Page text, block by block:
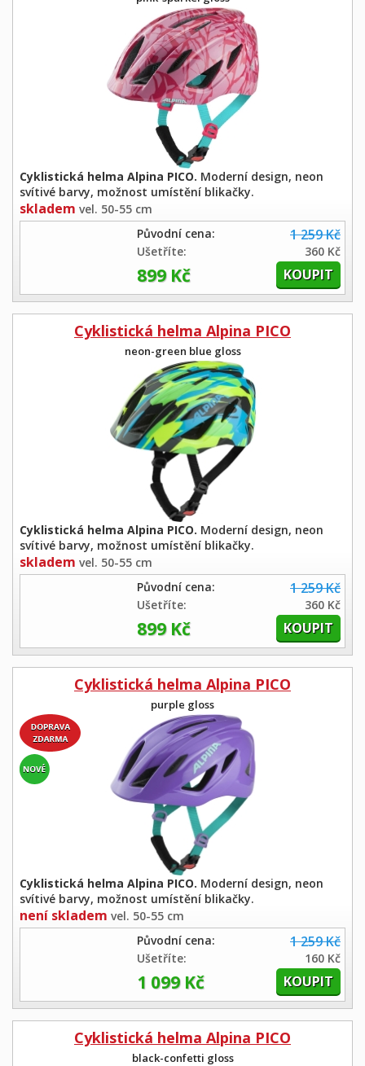
Cyklistická helma Alpina PICO. Moderní design, neon
svítivé barvy, možnost umístění blikačky.
skladem vel. 50-55 cm
Původní cena:
1 259 Kč
Ušetříte: 360 Kč
899 Kč
Cyklistická helma Alpina PICO
neon-green blue gloss
Cyklistická helma Alpina PICO. Moderní design, neon
svítivé barvy, možnost umístění blikačky.
skladem vel. 50-55 cm
Původní cena:
1 259 Kč
Ušetříte: 360 Kč
899 Kč
Cyklistická helma Alpina PICO
purple gloss
Cyklistická helma Alpina PICO. Moderní design, neon
svítivé barvy, možnost umístění blikačky.
není skladem vel. 50-55 cm
Původní cena:
1 259 Kč
Ušetříte: 160 Kč
1 099 Kč
Cyklistická helma Alpina PICO
black-confetti gloss